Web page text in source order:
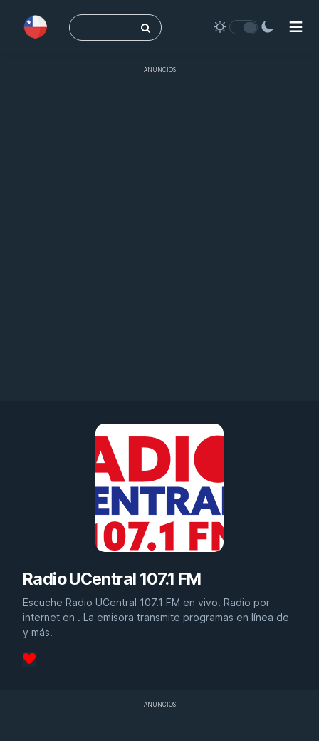
Buscar:
ANUNCIOS
Radio UCentral 107.1 FM
Escuche Radio UCentral 107.1 FM en vivo. Radio por
internet en . La emisora transmite programas en línea de
y más.
ANUNCIOS